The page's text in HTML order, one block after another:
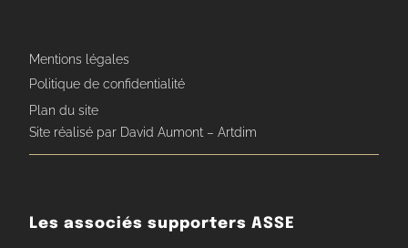
Mentions légales
Politique de confidentialité
Plan du site
Site réalisé par David Aumont – Artdim
Les associés supporters ASSE